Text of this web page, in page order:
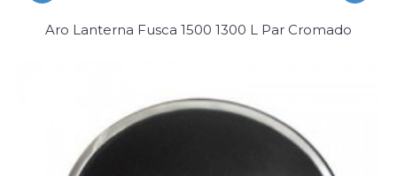
Aro Lanterna Fusca 1500 1300 L Par Cromado